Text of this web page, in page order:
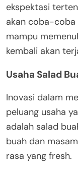
ekspektasi
akan coba-coba
mampu
kembali akan
Usaha Salad
Inovasi dalam
peluang usaha
adalah salad
buah dan
rasa yang fresh.